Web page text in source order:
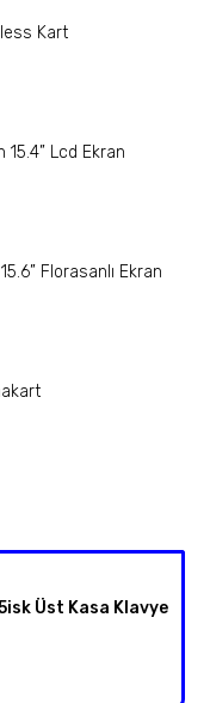
Kart
15.4” Lcd Ekran
Florasanlı Ekran
Üst Kasa Klavye